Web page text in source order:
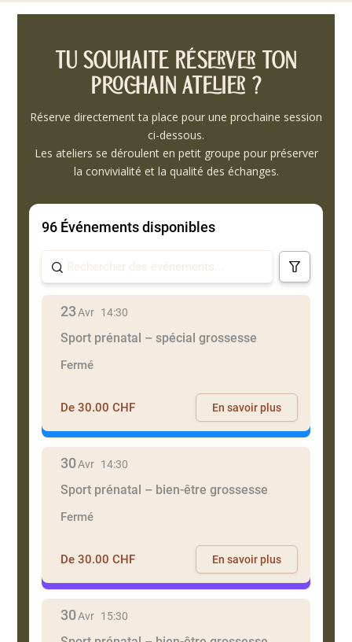
Tu souhaite réserver ton
prochain atelier ?
Réserve directement ta place pour une prochaine session
ci-dessous.
Les ateliers se déroulent en petit groupe pour préserver
la convivialité et la qualité des échanges.
96 Événements disponibles
23 Avr 14:30
Sport prénatal – spécial grossesse
Fermé
De 30.00 CHF En savoir plus
30Avr 14:30
Sport prénatal – bien-être grossesse
Fermé
De 30.00 CHF En savoir plus
30Avr 15:30